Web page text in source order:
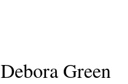
Debora Green